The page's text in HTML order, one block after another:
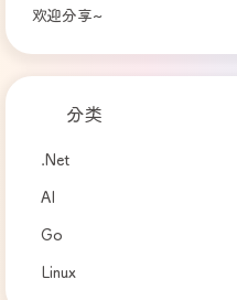
欢迎分享~
分类
.Net
AI
Go
Linux